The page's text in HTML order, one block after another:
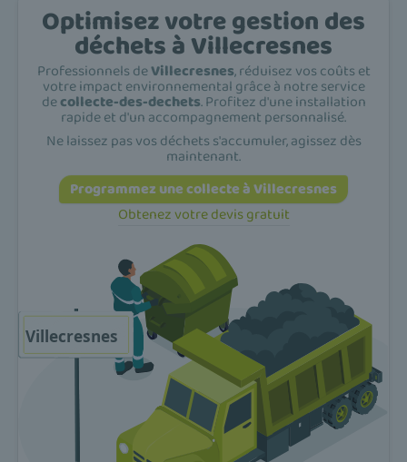
Optimisez votre gestion des
déchets à Villecresnes
Professionnels deVillecresnes, réduisez vos coûts et
votre impact environnemental grâce à notre service
decollecte-des-dechets. Profitez d'une installation
rapide et d'un accompagnement personnalisé.
Ne laissez pas vos déchets s'accumuler, agissez dès
maintenant.
Programmez une collecte à Villecresnes
Obtenez votre devis gratuit